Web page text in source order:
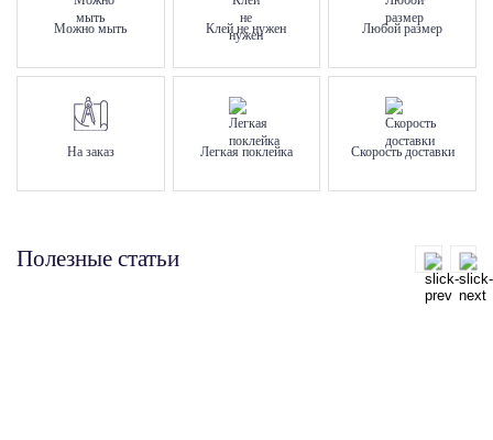
Можно мыть Клей не нужен Любой размер
На заказ Легкая поклейка Скорость доставки
Полезные статьи